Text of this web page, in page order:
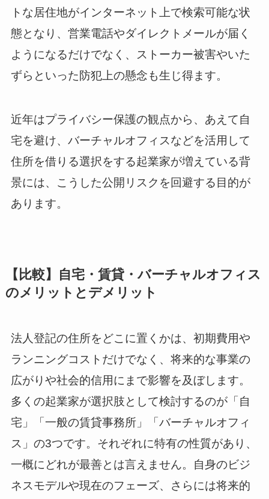
トな居住地がインターネット上で検索可能な状
態となり、営業電話やダイレクトメールが届く
ようになるだけでなく、ストーカー被害やいた
ずらといった防犯上の懸念も生じ得ます。
近年はプライバシー保護の観点から、あえて自
宅を避け、バーチャルオフィスなどを活用して
住所を借りる選択をする起業家が増えている背
景には、こうした公開リスクを回避する目的が
あります。
【比較】自宅・賃貸・バーチャルオフィス
のメリットとデメリット
法人登記の住所をどこに置くかは、初期費用や
ランニングコストだけでなく、将来的な事業の
広がりや社会的信用にまで影響を及ぼします。
多くの起業家が選択肢として検討するのが「自
宅」「一般の賃貸事務所」「バーチャルオフィ
ス」の3つです。それぞれに特有の性質があり、
一概にどれが最善とは言えません。自身のビジ
ネスモデルや現在のフェーズ、さらには将来的